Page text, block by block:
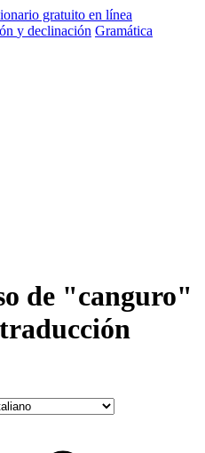
y declinación Gramática
de "canguro"